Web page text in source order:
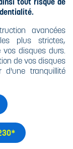
avancées
plus strictes,
disques durs.
de vos disques
d'une tranquillité